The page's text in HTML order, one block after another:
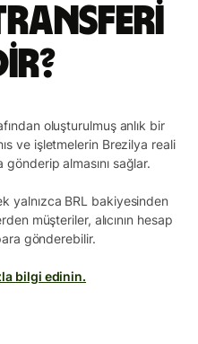
oluşturulmuş anlık bir
ve işletmelerin Brezilya reali
almasını sağlar.
yalnızca BRL bakiyesinden
müşteriler, alıcının hesap
gönderebilir.
bilgi edinin.